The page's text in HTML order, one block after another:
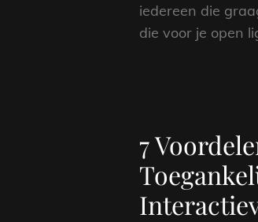
iedereen die
die voor je open
7